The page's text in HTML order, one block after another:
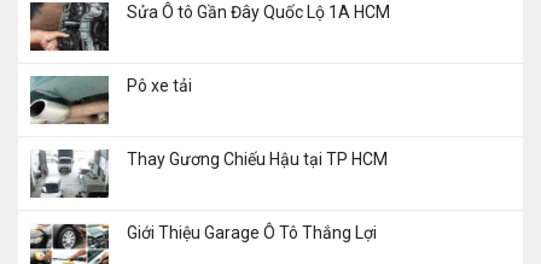
Sửa Ô tô Gần Đây Quốc Lộ 1A HCM
Pô xe tải
Thay Gương Chiếu Hậu tại TP HCM
Giới Thiệu Garage Ô Tô Thắng Lợi